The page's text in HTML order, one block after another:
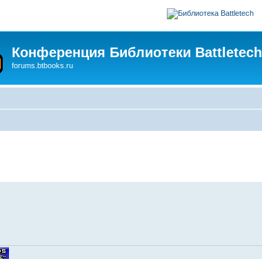
Конференция Библиотеки Battletech
forums.btbooks.ru